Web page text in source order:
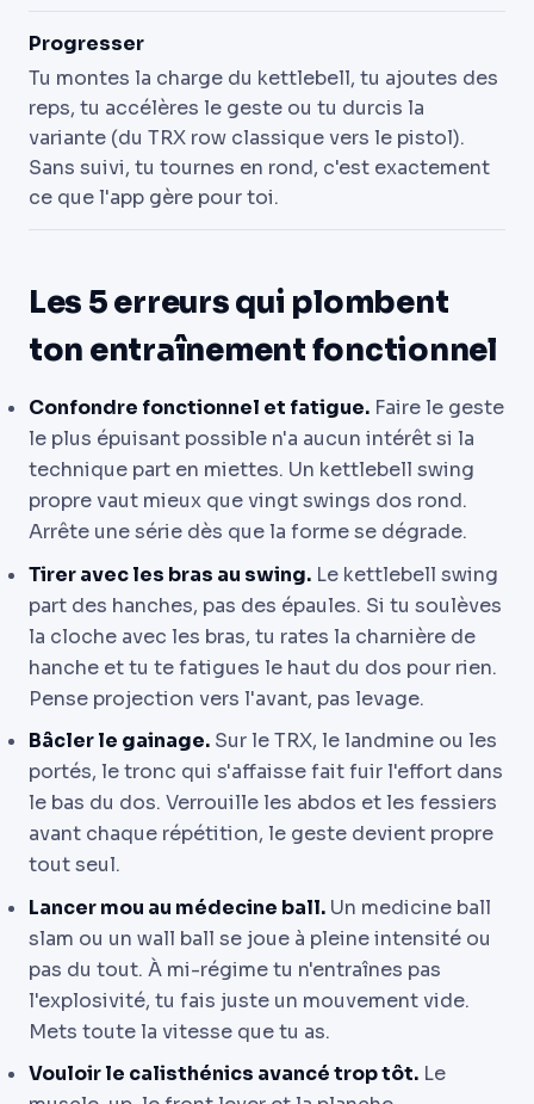
Progresser
Tu montes la charge du kettlebell, tu ajoutes des
reps, tu accélères le geste ou tu durcis la
variante (du TRX row classique vers le pistol).
Sans suivi, tu tournes en rond, c'est exactement
ce que l'app gère pour toi.
Les 5 erreurs qui plombent
ton entraînement fonctionnel
Confondre fonctionnel et fatigue. Faire le geste
le plus épuisant possible n'a aucun intérêt si la
technique part en miettes. Un kettlebell swing
propre vaut mieux que vingt swings dos rond.
Arrête une série dès que la forme se dégrade.
Tirer avec les bras au swing. Le kettlebell swing
part des hanches, pas des épaules. Si tu soulèves
la cloche avec les bras, tu rates la charnière de
hanche et tu te fatigues le haut du dos pour rien.
Pense projection vers l'avant, pas levage.
Bâcler le gainage. Sur le TRX, le landmine ou les
portés, le tronc qui s'affaisse fait fuir l'effort dans
le bas du dos. Verrouille les abdos et les fessiers
avant chaque répétition, le geste devient propre
tout seul.
Lancer mou au médecine ball. Un medicine ball
slam ou un wall ball se joue à pleine intensité ou
pas du tout. À mi-régime tu n'entraînes pas
l'explosivité, tu fais juste un mouvement vide.
Mets toute la vitesse que tu as.
Vouloir le calisthénics avancé trop tôt. Le